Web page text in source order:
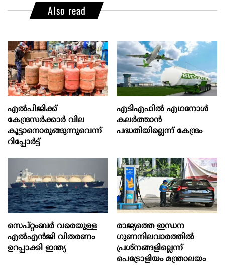
Also read
എല്‍പിജിക്ക്
കേന്ദ്രസർക്കാർ വില
കൂട്ടാനൊരുങ്ങുന്നുവെന്ന്
റിപ്പോർട്ട്
എടിഎഫില്‍ എഥനോള്‍
കലര്‍ത്താന്‍
പദ്ധതിയില്ലെന്ന് കേന്ദ്രം
സെപ്റ്റംബർ വരെയുള്ള
എൽഎൻജി വിതരണം
ഉറപ്പാക്കി ഇന്ത്യ
രാജ്യത്തെ ഇന്ധന
ഗുണനിലവാരത്തില്‍
പ്രശ്‌നങ്ങളില്ലെന്ന്
പെട്രോളിയം മന്ത്രാലയം